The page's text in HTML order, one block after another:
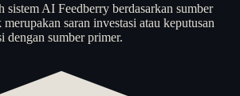
sistem AI Feedberry berdasarkan sumber
saran investasi atau keputusan
dengan sumber primer.